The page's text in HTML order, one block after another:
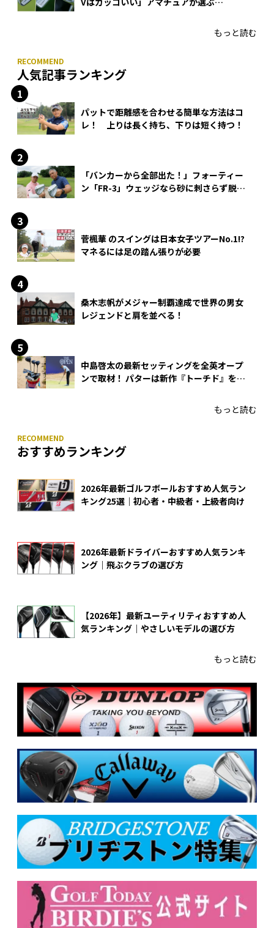
もっと読む
人気記事ランキング
パットで距離感を合わせる簡単な方法はコ
レ！ 上りは長く持ち、下りは短く持つ！
「バンカーから全部出た！」フォーティー
ン「FR-3」ウェッジなら砂に刺さらず脱出
菅楓華 のスイングは日本女子ツアーNo.1!?
マネるには足の踏ん張りが必要
桑木志帆がメジャー制覇達成で世界の男女
レジェンドと肩を並べる！
中島啓太の最新セッティングを全英オープ
ンで取材！ パターは新作『トーチド』を投
もっと読む
おすすめランキング
2026年最新ゴルフボールおすすめ人気ラン
キング25選｜初心者・中級者・上級者向け
2026年最新ドライバーおすすめ人気ランキ
ング｜飛ぶクラブの選び方
【2026年】最新ユーティリティおすすめ人
気ランキング｜やさしいモデルの選び方
もっと読む